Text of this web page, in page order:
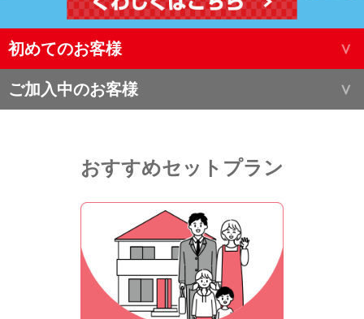
初めてのお客様
ご加入中のお客様
おすすめセットプラン